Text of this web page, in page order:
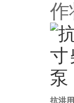
作
抗洪